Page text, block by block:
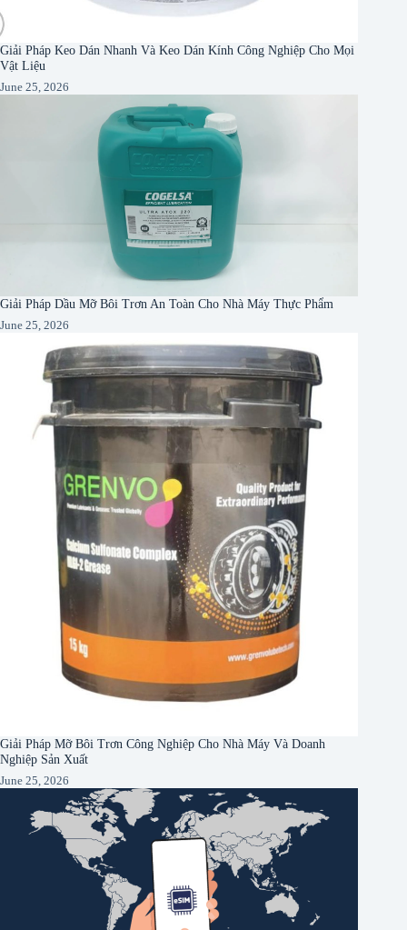
Giải Pháp Keo Dán Nhanh Và Keo Dán Kính Công Nghiệp Cho Mọi
Vật Liệu
June 25, 2026
Giải Pháp Dầu Mỡ Bôi Trơn An Toàn Cho Nhà Máy Thực Phẩm
June 25, 2026
Giải Pháp Mỡ Bôi Trơn Công Nghiệp Cho Nhà Máy Và Doanh
Nghiệp Sản Xuất
June 25, 2026